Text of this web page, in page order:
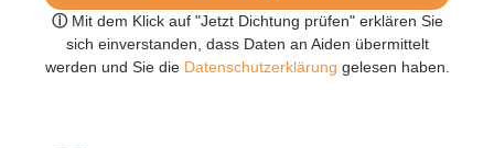
ⓘ Mit dem Klick auf "Jetzt Dichtung prüfen" erklären Sie
sich einverstanden, dass Daten an Aiden übermittelt
werden und Sie dieDatenschutzerklärung gelesen haben.